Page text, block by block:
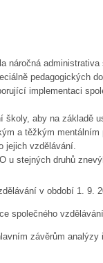
náročná
pedagogických
implementaci
aby na základě
a těžkým
jejich vzdělávání.
u stejných druhů
v období 1. 9.
společného
závěrům analýzy